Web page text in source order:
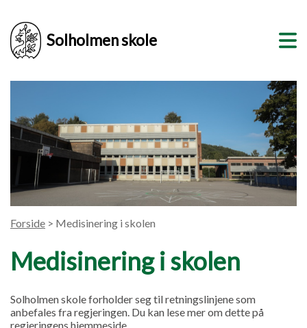
Solholmen skole
Forside > Medisinering i skolen
Medisinering i skolen
Solholmen skole forholder seg til retningslinjene som
anbefales fra regjeringen. Du kan lese mer om dette på
regjeringens hjemmeside.